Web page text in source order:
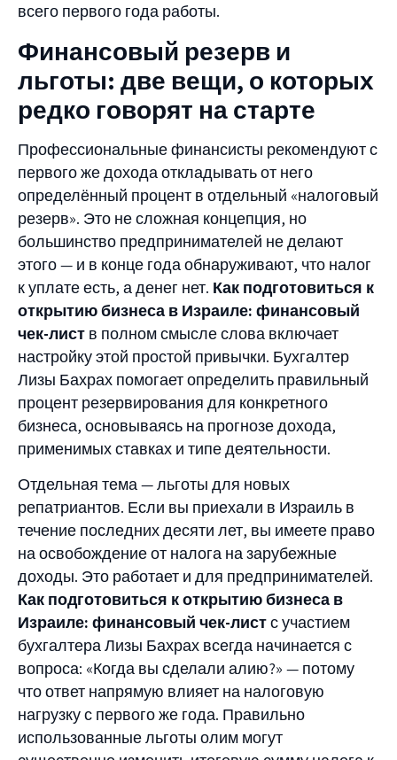
всего первого года работы.
Финансовый резерв и
льготы: две вещи, о которых
редко говорят на старте
Профессиональные финансисты рекомендуют с
первого же дохода откладывать от него
определённый процент в отдельный «налоговый
резерв». Это не сложная концепция, но
большинство предпринимателей не делают
этого — и в конце года обнаруживают, что налог
к уплате есть, а денег нет. Как подготовиться к
открытию бизнеса в Израиле: финансовый
чек-лист в полном смысле слова включает
настройку этой простой привычки. Бухгалтер
Лизы Бахрах помогает определить правильный
процент резервирования для конкретного
бизнеса, основываясь на прогнозе дохода,
применимых ставках и типе деятельности.
Отдельная тема — льготы для новых
репатриантов. Если вы приехали в Израиль в
течение последних десяти лет, вы имеете право
на освобождение от налога на зарубежные
доходы. Это работает и для предпринимателей.
Как подготовиться к открытию бизнеса в
Израиле: финансовый чек-листс участием
бухгалтера Лизы Бахрах всегда начинается с
вопроса: «Когда вы сделали алию?» — потому
что ответ напрямую влияет на налоговую
нагрузку с первого же года. Правильно
использованные льготы олим могут